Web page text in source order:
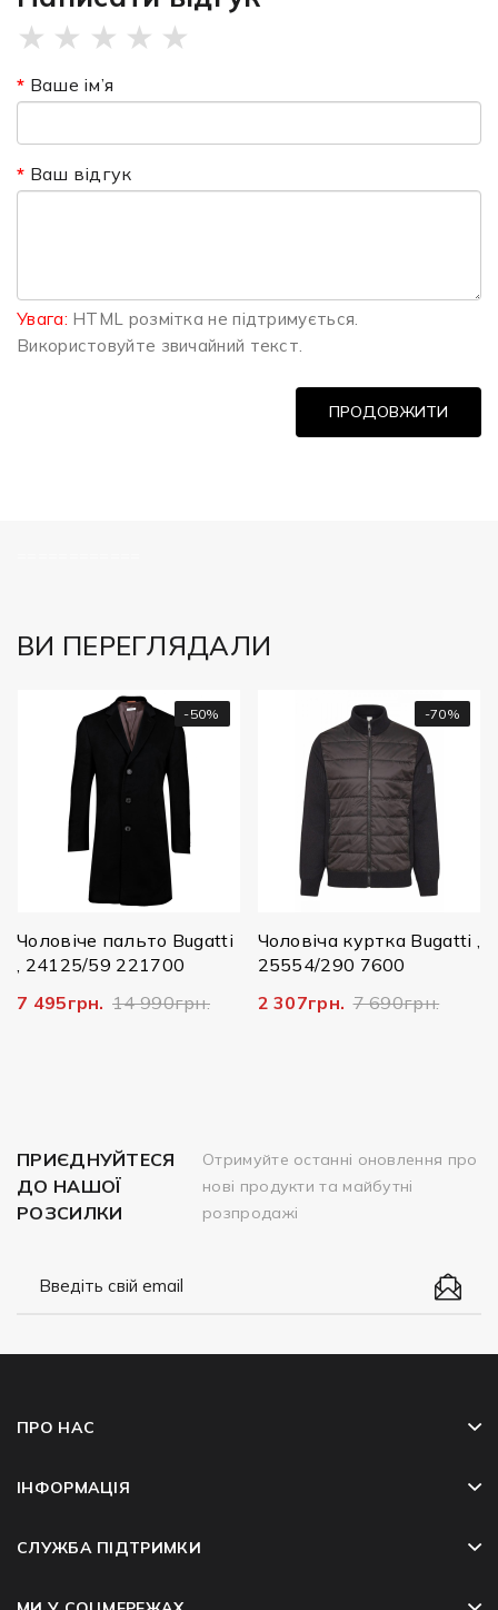
★ ★ ★ ★ ★
Ваше ім’я
Ваш відгук
Увага: HTML розмітка не підтримується.
Використовуйте звичайний текст.
ПРОДОВЖИТИ
ВИ ПЕРЕГЛЯДАЛИ
-50%
Чоловіче пальто Bugatti
, 24125/59 221700
7 495грн.
14 990грн.
-70%
Чоловіча куртка Bugatti ,
25554/290 7600
2 307грн.
7 690грн.
ПРИЄДНУЙТЕСЯ
ДО НАШОЇ
РОЗСИЛКИ
Отримуйте останні оновлення про
нові продукти та майбутні
розпродажі
ПРО НАС
ІНФОРМАЦІЯ
СЛУЖБА ПІДТРИМКИ